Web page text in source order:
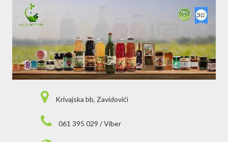
Krivajska bb, Zavidovići
061 395 029 / Viber